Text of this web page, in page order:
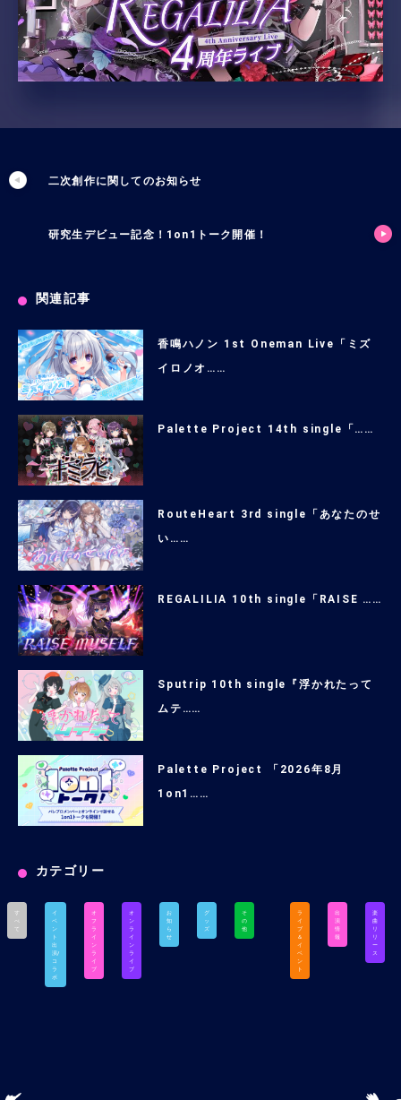
二次創作に関してのお知らせ
研究生デビュー記念！1on1トーク開催！
関連記事
香鳴ハノン 1st Oneman Live「ミズ
イロノオ……
Palette Project 14th single「……
RouteHeart 3rd single「あなたのせ
い……
REGALILIA 10th single「RAISE ……
Sputrip 10th single『浮かれたって
ムテ……
Palette Project 「2026年8月
1on1……
カテゴリー
す
べ
て
イ
ベ
ン
ト
出
演/
コ
ラ
ボ
オ
フ
ラ
イ
ン
ラ
イ
ブ
オ
ン
ラ
イ
ン
ラ
イ
ブ
お
知
ら
せ
グ
ッ
ズ
そ
の
他
ラ
イ
ブ
＆
イ
ベ
ン
ト
出
演
情
報
楽
曲
リ
リ
ー
ス